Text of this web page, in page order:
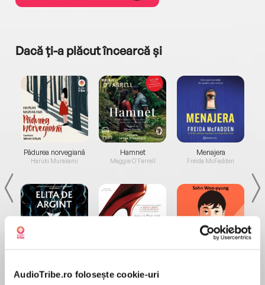
AudioTribe.ro folosește cookie-uri
Dacă ți-a plăcut încearcă și
Pădurea norvegiană
Haruki Murakami
de...
Dani Francis
Hamnet
Maggie O'Farrell
la...
Lauren Weisberger
Menajera
Freida McFadden